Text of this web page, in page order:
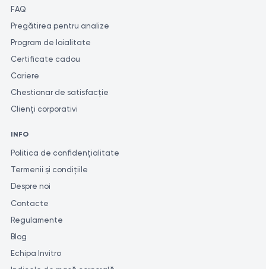
FAQ
Pregătirea pentru analize
Program de loialitate
Certificate cadou
Cariere
Chestionar de satisfacție
Clienți corporativi
INFO
Politica de confidențialitate
Termenii și condițiile
Despre noi
Contacte
Regulamente
Blog
Echipa Invitro